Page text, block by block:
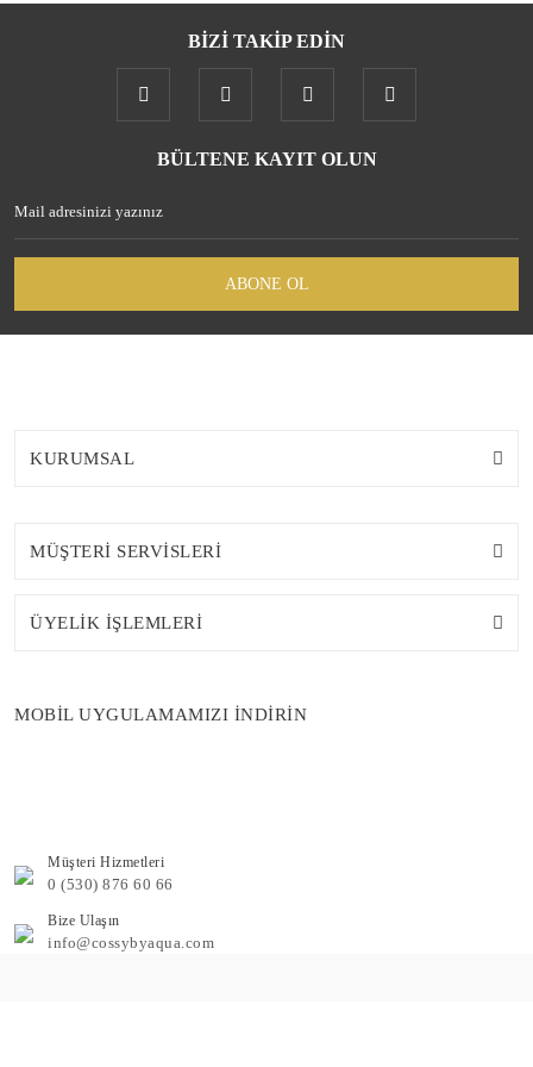
Gönder
BİZİ TAKİP EDİN
BÜLTENE KAYIT OLUN
ABONE OL
KURUMSAL
MÜŞTERİ SERVİSLERİ
ÜYELİK İŞLEMLERİ
MOBİL UYGULAMAMIZI İNDİRİN
Müşteri Hizmetleri
0 (530) 876 60 66
Bize Ulaşın
info@cossybyaqua.com